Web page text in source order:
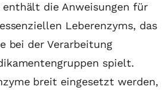
enthält die Anweisungen für
Leberenzyms, das
bei der Verarbeitung
spielt.
breit eingesetzt werden,